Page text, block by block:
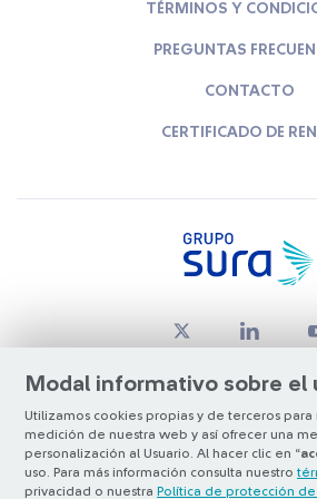
Modal informativo sobre el
Utilizamos cookies propias y de terceros para
medición de nuestra web y así ofrecer una
personalización al Usuario. Al hacer clic en “
uso. Para más información consulta nuestro
privacidad o nuestra Política de protección de
TÉRMINOS Y
PREGUNTAS
CONTACTO
CERTIFICADO DE
© Copyright Grupo